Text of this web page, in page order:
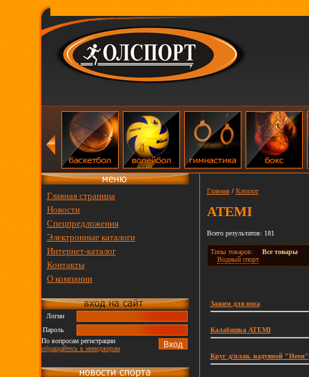
Главная страница
Новости
Спецпредложения
Электронные каталоги
Интернет-каталог
Контакты
О компании
Логин
Пароль
По вопросам регистрации
обращайтесь к менеджерам
Главная/ Каталог
ATEMI
Всего результатов: 181
Типы товаров:
Все товары
Водный спорт
Зажим для носа
Калабашка ATEMI
Круг д/плав. надувной